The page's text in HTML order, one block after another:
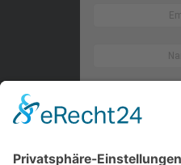
Kontaktieren Sie uns